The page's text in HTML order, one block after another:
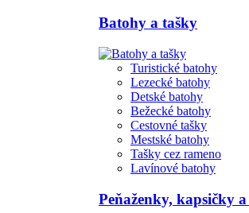
Batohy a tašky
Turistické batohy
Lezecké batohy
Detské batohy
Bežecké batohy
Cestovné tašky
Mestské batohy
Tašky cez rameno
Lavínové batohy
Peňaženky, kapsičky